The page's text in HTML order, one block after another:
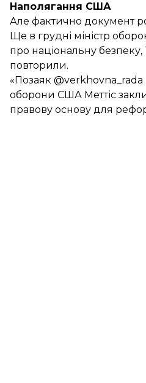
Наполягання США
Але фактично документ
Ще в грудні міністр
про національну безпеку,
повторили.
«Позаяк @verkhovna_rada
оборони США Меттіс
правову основу для